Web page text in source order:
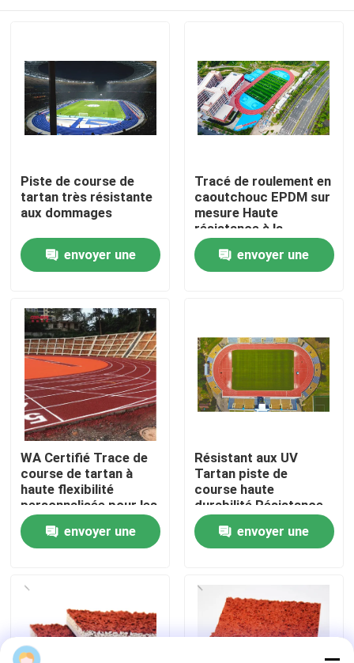
Accueil
Produits
Vidéos
À propos de nous
Visite de l'usine
Contrôle de qualité
Nous contacter
Demander un devis
Piste de course de
tartan très résistante
aux dommages
envoyer une
Tracé de roulement en
caoutchouc EPDM sur
mesure Haute
résistance à la
traction de 0,88
N/Mm2envoyer une
WA Certifié Trace de
course de tartan à
haute flexibilité
personnalisée pour les
projets
envoyer une
Résistant aux UV
Tartan piste de
course haute
durabilité Résistance
aux dommages
envoyer une